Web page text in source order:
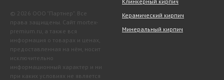
© 2026 ООО "Партнер". Все
права защищены. Сайт mortex-
premium.ru, а также вся
информация о товарах и ценах,
предоставленная на нём, носит
исключительно
информационный характер и ни
при каких условиях не является
Керамический кирпич
Минеральный кирпич